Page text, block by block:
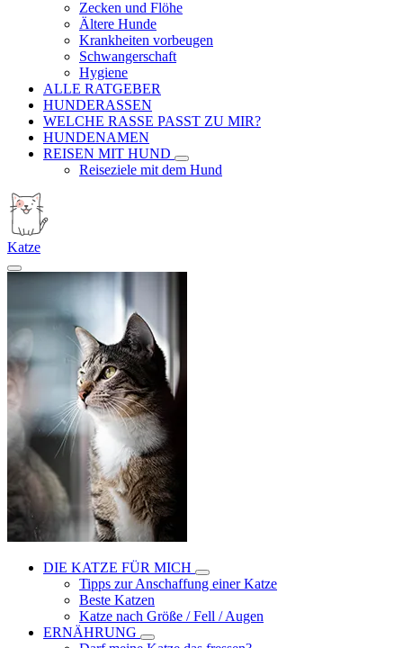
Zecken und Flöhe
Ältere Hunde
Krankheiten vorbeugen
Schwangerschaft
Hygiene
ALLE RATGEBER
HUNDERASSEN
WELCHE RASSE PASST ZU MIR?
HUNDENAMEN
REISEN MIT HUND
Reiseziele mit dem Hund
Katze
DIE KATZE FÜR MICH
Tipps zur Anschaffung einer Katze
Beste Katzen
Katze nach Größe / Fell / Augen
ERNÄHRUNG